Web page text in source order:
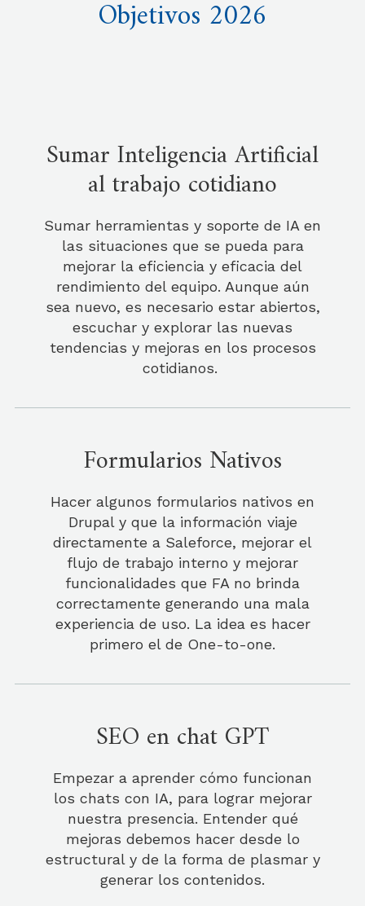
Objetivos 2026
Sumar Inteligencia Artificial
al trabajo cotidiano
Sumar herramientas y soporte de IA en
las situaciones que se pueda para
mejorar la eficiencia y eficacia del
rendimiento del equipo. Aunque aún
sea nuevo, es necesario estar abiertos,
escuchar y explorar las nuevas
tendencias y mejoras en los procesos
cotidianos.
Formularios Nativos
Hacer algunos formularios nativos en
Drupal y que la información viaje
directamente a Saleforce, mejorar el
flujo de trabajo interno y mejorar
funcionalidades que FA no brinda
correctamente generando una mala
experiencia de uso. La idea es hacer
primero el de One-to-one.
SEO en chat GPT
Empezar a aprender cómo funcionan
los chats con IA, para lograr mejorar
nuestra presencia. Entender qué
mejoras debemos hacer desde lo
estructural y de la forma de plasmar y
generar los contenidos.